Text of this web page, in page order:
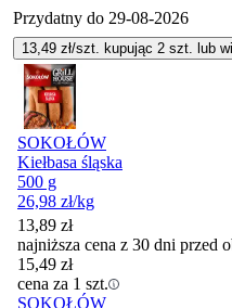
Przydatny do 29-08-2026
13,49 zł/szt. kupując 2 szt. lub
SOKOŁÓW
Kiełbasa śląska
500 g
26,98 zł/kg
13,89 zł
najniższa cena z 30 dni przed
15,49 zł
cena za 1 szt.
SOKOŁÓW